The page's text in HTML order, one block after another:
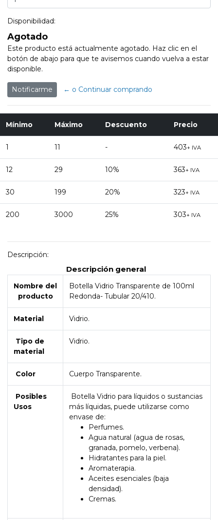
Disponibilidad:
Agotado
Este producto está actualmente agotado. Haz clic en el
botón de abajo para que te avisemos cuando vuelva a estar
disponible.
Notificarme ← o Continuar comprando
Mínimo Máximo Descuento Precio
1 11 - 403+ IVA
12 29 10% 363+ IVA
30 199 20% 323+ IVA
200 3000 25% 303+ IVA
Descripción:
Descripción general
Nombre del
producto
Botella Vidrio Transparente de 100ml
Redonda- Tubular 20/410.
Material Vidrio.
Tipo de
material
Vidrio.
Color Cuerpo Transparente.
Posibles
Usos
Botella Vidrio para líquidos o sustancias
más líquidas, puede utilizarse como
envase de:
Perfumes.
Agua natural (agua de rosas,
granada, pomelo, verbena).
Hidratantes para la piel.
Aromaterapia.
Aceites esenciales (baja
densidad).
Cremas.